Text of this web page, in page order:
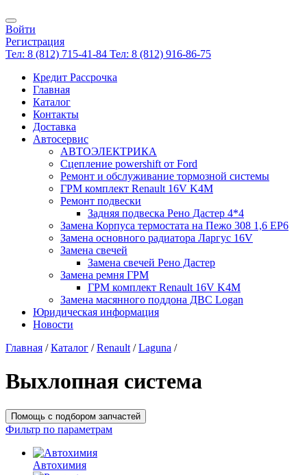
Войти
Регистрация
Тел: 8 (812) 715-41-84 Тел: 8 (812) 916-86-75
Кредит Рассрочка
Главная
Каталог
Контакты
Доставка
Автосервис
АВТОЭЛЕКТРИКА
Сцепление powershift от Ford
Ремонт и обслуживание тормозной системы
ГРМ комплект Renault 16V K4M
Ремонт подвески
Задняя подвеска Рено Дастер 4*4
Замена Корпуса термостата на Пежо 308 1,6 EP6
Замена основного радиатора Ларгус 16V
Замена свечей
Замена свечей Рено Дастер
Замена ремня ГРМ
ГРМ комплект Renault 16V K4M
Замена масянного поддона ДВС Logan
Юридическая информация
Новости
Главная / Каталог / Renault / Laguna /
Выхлопная система
Помощь с подбором запчастей
Фильтр по параметрам
Автохимия